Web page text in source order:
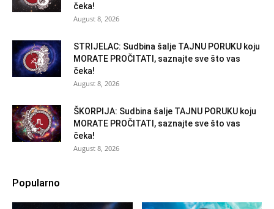
čeka!
August 8, 2026
STRIJELAC: Sudbina šalje TAJNU PORUKU koju
MORATE PROČITATI, saznajte sve što vas
čeka!
August 8, 2026
ŠKORPIJA: Sudbina šalje TAJNU PORUKU koju
MORATE PROČITATI, saznajte sve što vas
čeka!
August 8, 2026
Popularno